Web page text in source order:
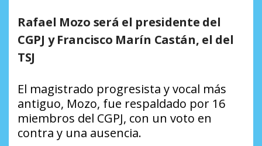
Rafael Mozo será el presidente del
CGPJ y Francisco Marín Castán, el del
TSJ
El magistrado progresista y vocal más
antiguo, Mozo, fue respaldado por 16
miembros del CGPJ, con un voto en
contra y una ausencia.